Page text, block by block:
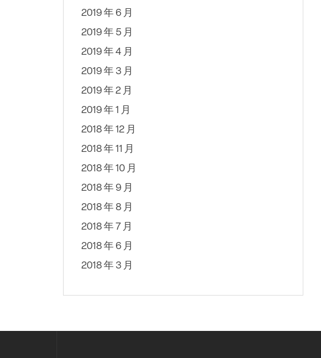
2019 年 6 月
2019 年 5 月
2019 年 4 月
2019 年 3 月
2019 年 2 月
2019 年 1 月
2018 年 12 月
2018 年 11 月
2018 年 10 月
2018 年 9 月
2018 年 8 月
2018 年 7 月
2018 年 6 月
2018 年 3 月